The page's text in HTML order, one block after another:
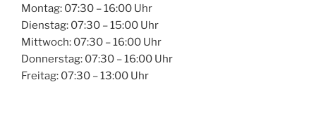
Montag: 07:30 – 16:00 Uhr
Dienstag: 07:30 – 15:00 Uhr
Mittwoch: 07:30 – 16:00 Uhr
Donnerstag: 07:30 – 16:00 Uhr
Freitag: 07:30 – 13:00 Uhr